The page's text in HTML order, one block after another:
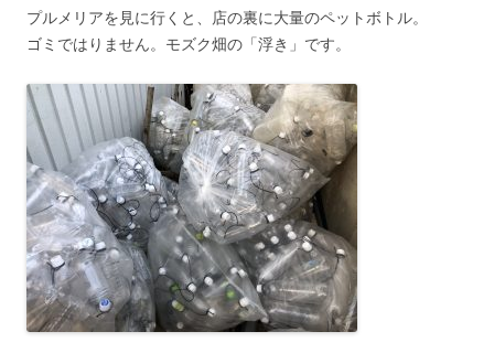
プルメリアを見に行くと、店の裏に大量のペットボトル。
ゴミではりません。モズク畑の「浮き」です。